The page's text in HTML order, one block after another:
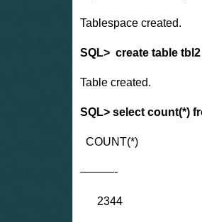
Tablespace created.
SQL> create table
Table created.
SQL> select count(*)
COUNT(*)
———-
2344